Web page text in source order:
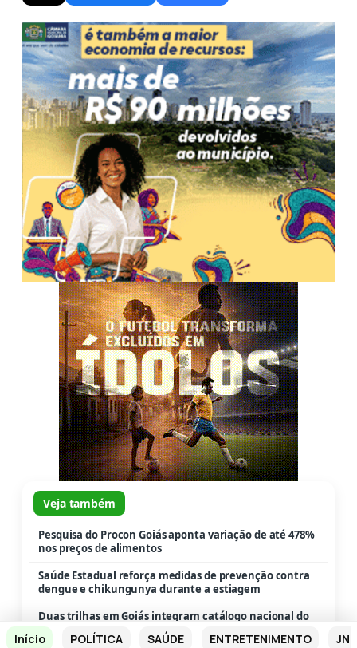
Início POLÍTICA SAÚDE ENTRETENIMENTO JN
Veja também
Pesquisa do Procon Goiás aponta variação de até 478%
nos preços de alimentos
Saúde Estadual reforça medidas de prevenção contra
dengue e chikungunya durante a estiagem
Duas trilhas em Goiás integram catálogo nacional do
Ministério do Turismo